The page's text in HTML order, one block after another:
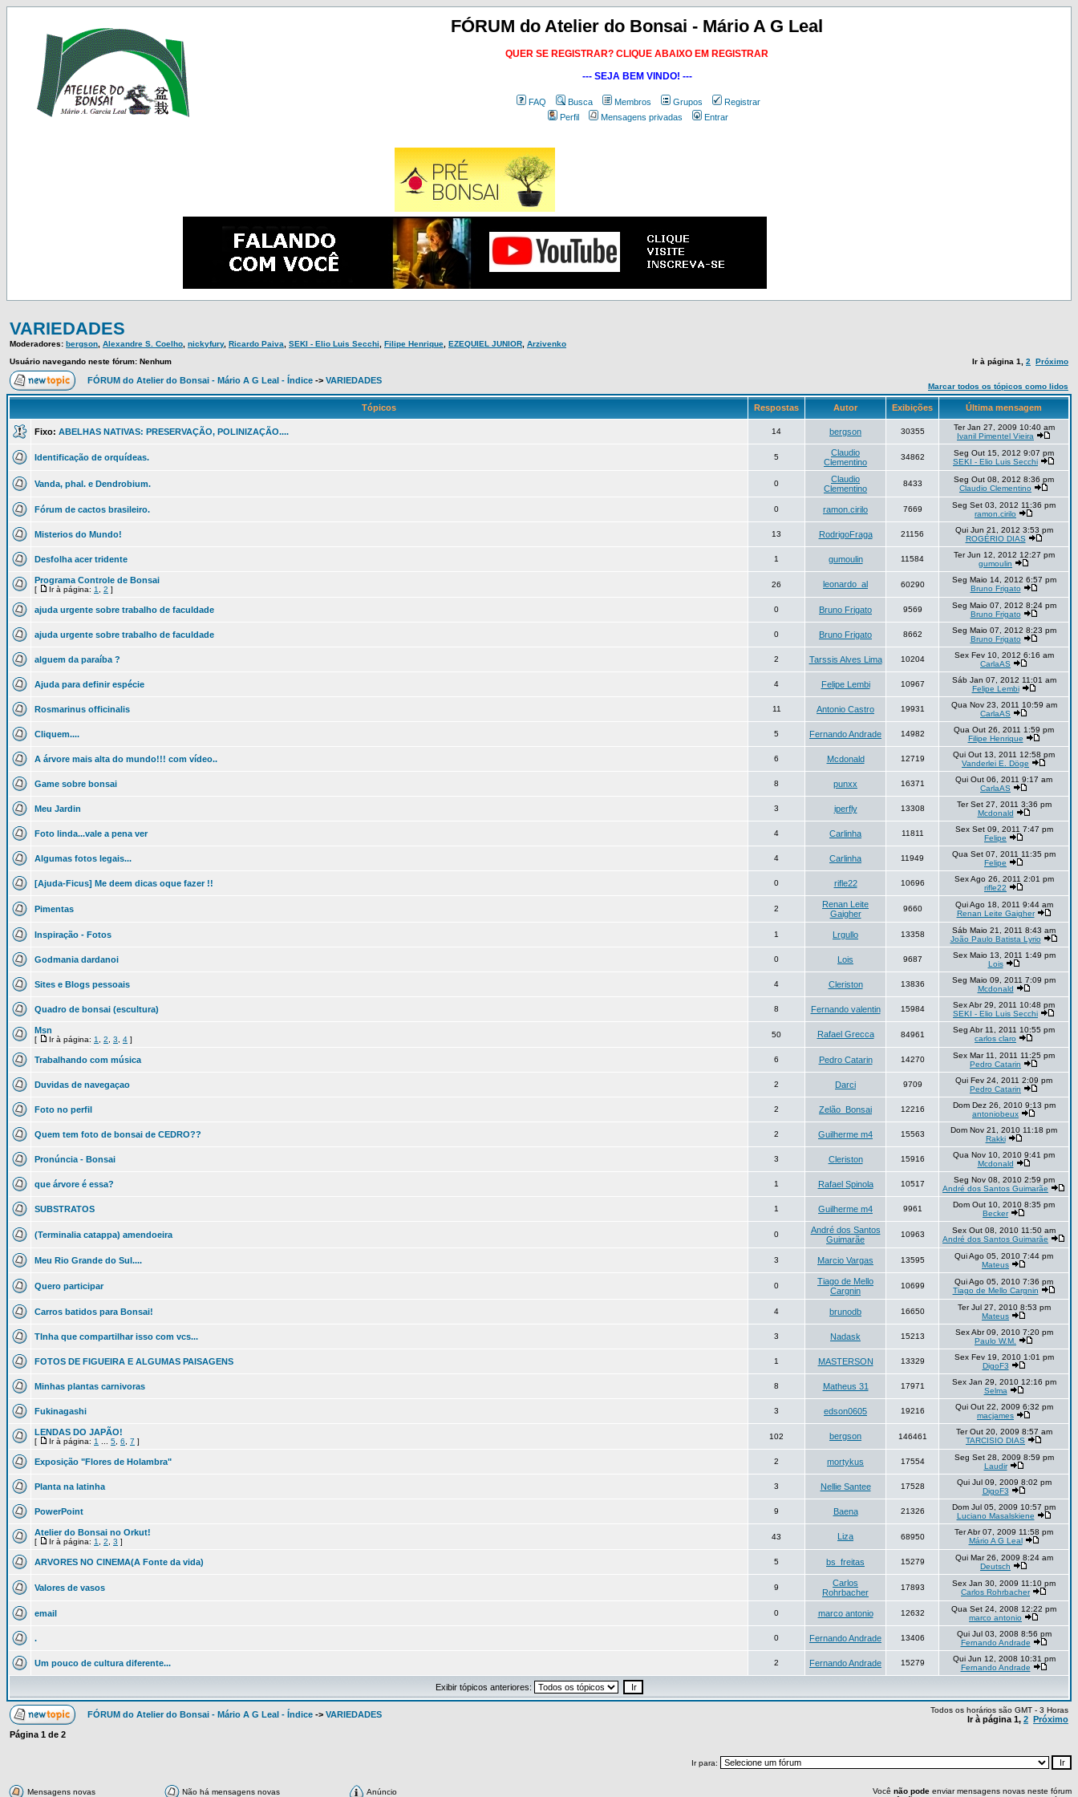
FÓRUM do Atelier do Bonsai - Mário A G Leal
QUER SE REGISTRAR? CLIQUE ABAIXO EM REGISTRAR
--- SEJA BEM VINDO! ---
FAQ Busca Membros Grupos
Registrar
Perfil
Mensagens privadas Entrar
VARIEDADES
Moderadores: bergson Alexandre S. Coelho nickyfury, Ricardo Paiva SEKI - Elio Luis Secchi Filipe Henrique EZEQUIEL JUNIOR Arzivenko
Usuário navegando neste fórum: Nenhum
Ir à página 1 2 Próximo
FÓRUM do Atelier do Bonsai - Mário A G Leal - Índice -> VARIEDADES
Marcar todos os tópicos como lidos
Tópicos Respostas Autor Exibições Última mensagem
Fixo: ABELHAS NATIVAS: PRESERVAÇÃO, POLINIZAÇÃO.... 14 bergson 30355
Ter Jan 27, 2009 10:40 am
Ivanil Pimentel Vieira
Identificação de orquídeas. 5
Claudio
Clementino
34862
Seg Out 15, 2012 9:07 pm
SEKI - Elio Luis Secchi
Vanda, phal. e Dendrobium. 0
Claudio
Clementino
8433
Seg Out 08, 2012 8:36 pm
Claudio Clementino
Fórum de cactos brasileiro. 0 ramon.cirilo 7669
Seg Set 03, 2012 11:36 pm
ramon.cirilo
Misterios do Mundo! 13 RodrigoFraga 21156
Qui Jun 21, 2012 3:53 pm
ROGÉRIO DIAS
Desfolha acer tridente 1 gumoulin 11584
Ter Jun 12, 2012 12:27 pm
gumoulin
Programa Controle de Bonsai
[ Ir à página: 1 2 ]
26 leonardo_al 60290
Seg Maio 14, 2012 6:57 pm
Bruno Frigato
ajuda urgente sobre trabalho de faculdade 0 Bruno Frigato 9569
Seg Maio 07, 2012 8:24 pm
Bruno Frigato
ajuda urgente sobre trabalho de faculdade 0 Bruno Frigato 8662
Seg Maio 07, 2012 8:23 pm
Bruno Frigato
alguem da paraíba ? 2 Tarssis Alves Lima 10204
Sex Fev 10, 2012 6:16 am
CarlaAS
Ajuda para definir espécie 4 Felipe Lembi 10967
Sáb Jan 07, 2012 11:01 am
Felipe Lembi
Rosmarinus officinalis 11 Antonio Castro 19931
Qua Nov 23, 2011 10:59 am
CarlaAS
Cliquem.... 5 Fernando Andrade 14982
Qua Out 26, 2011 1:59 pm
Filipe Henrique
A árvore mais alta do mundo!!! com vídeo.. 6 Mcdonald 12719
Qui Out 13, 2011 12:58 pm
Vanderlei E. Döge
Game sobre bonsai 8 punxx 16371
Qui Out 06, 2011 9:17 am
CarlaAS
Meu Jardin 3 iperfly 13308
Ter Set 27, 2011 3:36 pm
Mcdonald
Foto linda...vale a pena ver 4 Carlinha 11811
Sex Set 09, 2011 7:47 pm
Felipe
Algumas fotos legais... 4 Carlinha 11949
Qua Set 07, 2011 11:35 pm
Felipe
[Ajuda-Ficus] Me deem dicas oque fazer !! 0 rifle22 10696
Sex Ago 26, 2011 2:01 pm
rifle22
Pimentas 2
Renan Leite
Gaigher
9660
Qui Ago 18, 2011 9:44 am
Renan Leite Gaigher
Inspiração - Fotos 1 Lrgullo 13358
Sáb Maio 21, 2011 8:43 am
João Paulo Batista Lyrio
Godmania dardanoi 0 Lois 9687
Sex Maio 13, 2011 1:49 pm
Lois
Sites e Blogs pessoais 4 Cleriston 13836
Seg Maio 09, 2011 7:09 pm
Mcdonald
Quadro de bonsai (escultura) 8 Fernando valentin 15984
Sex Abr 29, 2011 10:48 pm
SEKI - Elio Luis Secchi
Msn
[ Ir à página: 1 2 3 4 ]
50 Rafael Grecca 84961
Seg Abr 11, 2011 10:55 pm
carlos claro
Trabalhando com música 6 Pedro Catarin 14270
Sex Mar 11, 2011 11:25 pm
Pedro Catarin
Duvidas de navegaçao 2 Darci 9709
Qui Fev 24, 2011 2:09 pm
Pedro Catarin
Foto no perfil 2 Zelão_Bonsai 12216
Dom Dez 26, 2010 9:13 pm
antoniobeux
Quem tem foto de bonsai de CEDRO?? 2 Guilherme m4 15563
Dom Nov 21, 2010 11:18 pm
Rakki
Pronúncia - Bonsai 3 Cleriston 15916
Qua Nov 10, 2010 9:41 pm
Mcdonald
que árvore é essa? 1 Rafael Spinola 10517
Seg Nov 08, 2010 2:59 pm
André dos Santos Guimarãe
SUBSTRATOS 1 Guilherme m4 9961
Dom Out 10, 2010 8:35 pm
Becker
(Terminalia catappa) amendoeira 0
André dos Santos
Guimarãe
10963
Sex Out 08, 2010 11:50 am
André dos Santos Guimarãe
Meu Rio Grande do Sul.... 3 Marcio Vargas 13595
Qui Ago 05, 2010 7:44 pm
Mateus
Quero participar 0
Tiago de Mello
Cargnin
10699
Qui Ago 05, 2010 7:36 pm
Tiago de Mello Cargnin
Carros batidos para Bonsai! 4 brunodb 16650
Ter Jul 27, 2010 8:53 pm
Mateus
TInha que compartilhar isso com vcs... 3 Nadask 15213
Sex Abr 09, 2010 7:20 pm
Paulo W.M.
FOTOS DE FIGUEIRA E ALGUMAS PAISAGENS 1 MASTERSON 13329
Sex Fev 19, 2010 1:01 pm
DigoF3
Minhas plantas carnivoras 8 Matheus 31 17971
Sex Jan 29, 2010 12:16 pm
Selma
Fukinagashi 3 edson0605 19216
Qui Out 22, 2009 6:32 pm
macjames
LENDAS DO JAPÃO!
[ Ir à página: 1 5 6 7 ]
102 bergson 146461
Ter Out 20, 2009 8:57 am
TARCISIO DIAS
Exposição "Flores de Holambra" 2 mortykus 17554
Seg Set 28, 2009 8:59 pm
Laudir
Planta na latinha 3 Nellie Santee 17528
Qui Jul 09, 2009 8:02 pm
DigoF3
PowerPoint 9 Baena 21326
Dom Jul 05, 2009 10:57 pm
Luciano Masalskiene
Atelier do Bonsai no Orkut!
[ Ir à página: 1 2 3 ]
43 Liza 68950
Ter Abr 07, 2009 11:58 pm
Mário A G Leal
ARVORES NO CINEMA(A Fonte da vida) 5 bs_freitas 15279
Qui Mar 26, 2009 8:24 am
Deutsch
Valores de vasos 9
Carlos
Rohrbacher
17893
Sex Jan 30, 2009 11:10 pm
Carlos Rohrbacher
email 0 marco antonio 12632
Qua Set 24, 2008 12:22 pm
marco antonio
. 0 Fernando Andrade 13406
Qui Jul 03, 2008 8:56 pm
Fernando Andrade
Um pouco de cultura diferente... 2 Fernando Andrade 15279
Qui Jun 12, 2008 10:31 pm
Fernando Andrade
Exibir tópicos anteriores:
FÓRUM do Atelier do Bonsai - Mário A G Leal - Índice -> VARIEDADES Todos os horários são GMT - 3 Horas
Ir à página 1, 2 Próximo
Página 1 de 2
Ir para:
Mensagens novas Não há mensagens novas Anúncio Você não pode enviar mensagens novas neste fórum